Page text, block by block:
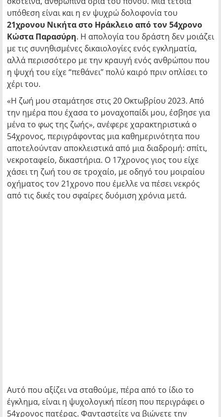
υπόθεση είναι και η εν ψυχρώ δολοφονία του
21χρονου Νικήτα στο Ηράκλειο από τον 54χρονο
Κώστα Παρασύρη. Η απολογία του δράστη δεν μοιάζει
με τις συνηθισμένες δικαιολογίες ενός εγκληματία,
αλλά περισσότερο με την κραυγή ενός ανθρώπου που
η ψυχή του είχε “πεθάνει” πολύ καιρό πριν οπλίσει το
χέρι του.
«Η ζωή μου σταμάτησε στις 20 Οκτωβρίου 2023. Από
την ημέρα που έχασα το μοναχοπαίδι μου, έσβησε για
μένα το φως της ζωής», ανέφερε χαρακτηριστικά ο
54χρονος, περιγράφοντας μια καθημερινότητα που
αποτελούνταν αποκλειστικά από μια διαδρομή: σπίτι,
νεκροταφείο, δικαστήρια. Ο 17χρονος γιος του είχε
χάσει τη ζωή του σε τροχαίο, με οδηγό του μοιραίου
οχήματος τον 21χρονο που έμελλε να πέσει νεκρός
από τις δικές του σφαίρες δυόμιση χρόνια μετά.
Αυτό που αξίζει να σταθούμε, πέρα από το ίδιο το
έγκλημα, είναι η ψυχολογική πίεση που περιγράφει ο
54χρονος πατέρας. Φανταστείτε να βιώνετε την